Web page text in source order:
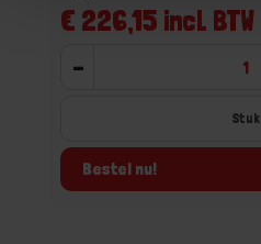
€ 226,15 incl. BTW
-
Stuk
Bestel nu!